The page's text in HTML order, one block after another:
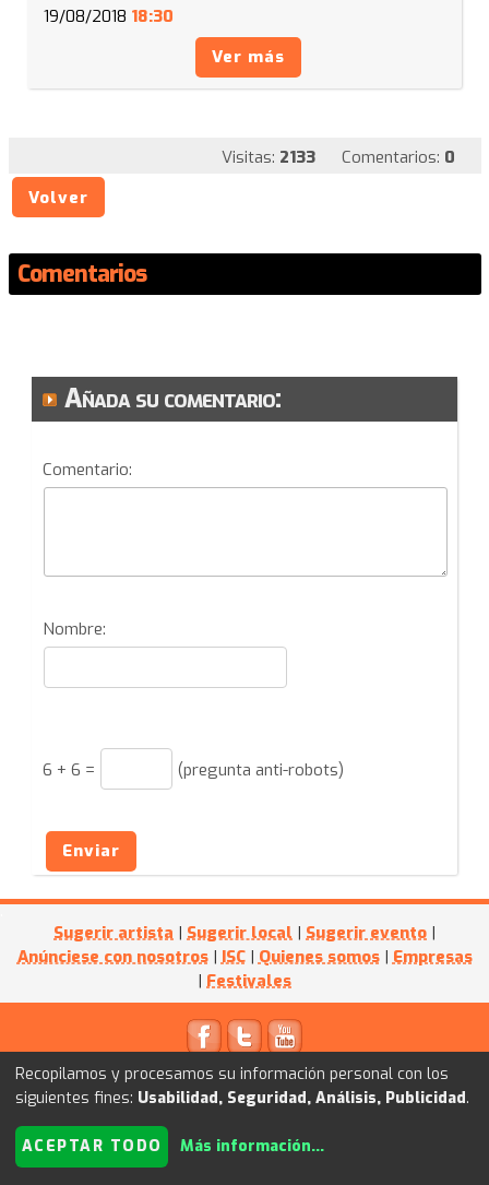
19/08/2018 18:30
Ver más
Visitas: 2133 Comentarios: 0
Volver
Comentarios
Añada su comentario:
Comentario:
Nombre:
6 + 6 = (pregunta anti-robots)
Enviar
Sugerir artista | Sugerir local | Sugerir evento |
Anúnciese con nosotros | ISC | Quienes somos | Empresas
| Festivales
© 2011Kultube.net- Powered byI+D WEB
Recopilamos y procesamos su información personal con los
siguientes fines: Usabilidad, Seguridad, Análisis, Publicidad.
ACEPTAR TODO Más información...